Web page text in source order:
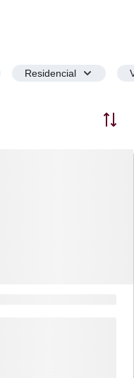
Residencial
Ordenar